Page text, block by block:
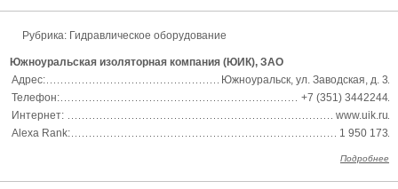
Рубрика: Гидравлическое оборудование
Южноуральская изоляторная компания (ЮИК), ЗАО
Адрес:
Южноуральск, ул. Заводская, д. 3
Телефон:
+7 (351) 3442244
Интернет:
www.uik.ru
Alexa Rank:
1 950 173
Подробнее